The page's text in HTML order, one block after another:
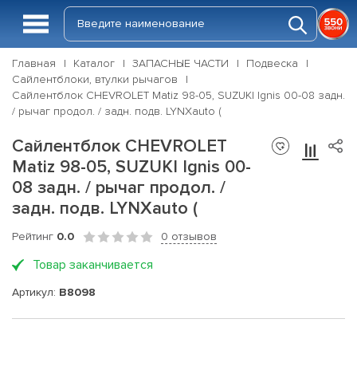
Главная Каталог ЗАПАСНЫЕ ЧАСТИ
Подвеска
Сайлентблоки, втулки рычагов
Сайлентблок CHEVROLET Matiz 98-05, SUZUKI Ignis 00-08 задн.
/ рычаг продол. / задн. подв. LYNXauto (
Сайлентблок CHEVROLET
Matiz 98-05, SUZUKI Ignis 00-
08 задн. / рычаг продол. /
задн. подв. LYNXauto (
Рейтинг 0.0 0 отзывов
Товар заканчивается
Артикул: B8098